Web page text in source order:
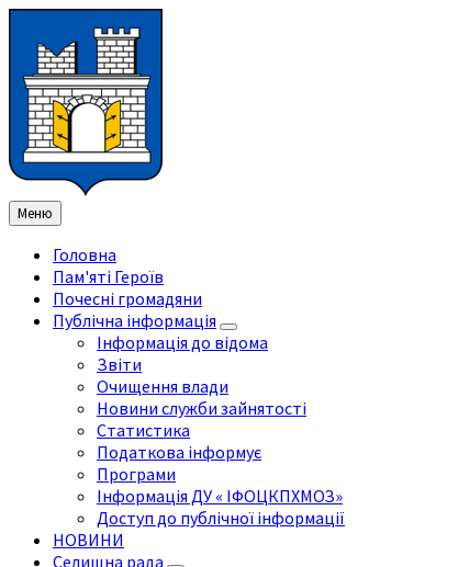
змісту
ліву
бічну
панель
праву
бічну
панель
нижнього
колонтитула
Меню
Головна
Пам'яті Героїв
Почесні громадяни
Публічна інформація
Інформація до відома
Звіти
Очищення влади
Новини служби зайнятості
Статистика
Податкова інформує
Програми
Інформація ДУ « ІФОЦКПХМОЗ»
Доступ до публічної інформації
НОВИНИ
Селищна рада